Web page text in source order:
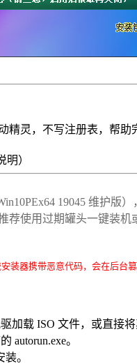
精灵 ，不写注册表，帮助
明）
19045 维护版
荐使用过期罐头一键装机
装器携带恶意代码，会在后台
载 ISO 文件，或直接将
。
。